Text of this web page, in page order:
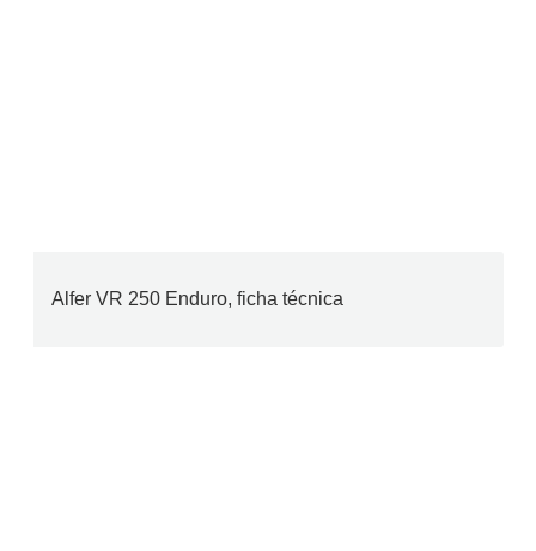
Alfer VR 250 Enduro, ficha técnica